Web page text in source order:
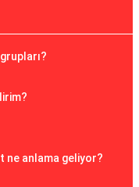
ne anlama geliyor?